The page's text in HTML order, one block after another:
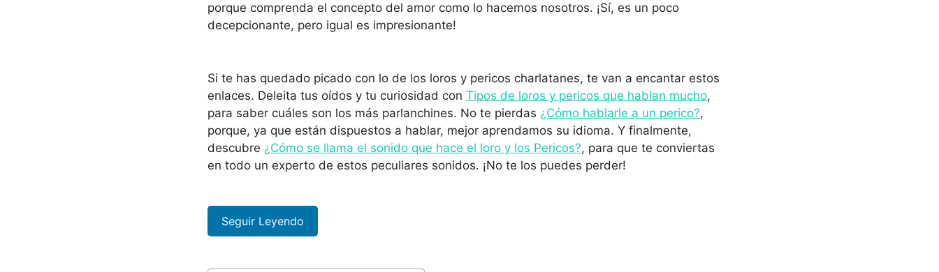
porque comprenda el concepto del amor como lo hacemos nosotros. ¡Sí, es un poco
decepcionante, pero igual es impresionante!
Si te has quedado picado con lo de los loros y pericos charlatanes, te van a encantar estos
enlaces. Deleita tus oídos y tu curiosidad con Tipos de loros y pericos que hablan mucho,
para saber cuáles son los más parlanchines. No te pierdas ¿Cómo hablarle a un perico?,
porque, ya que están dispuestos a hablar, mejor aprendamos su idioma. Y finalmente,
descubre ¿Cómo se llama el sonido que hace el loro y los Pericos?, para que te conviertas
en todo un experto de estos peculiares sonidos. ¡No te los puedes perder!
Seguir Leyendo